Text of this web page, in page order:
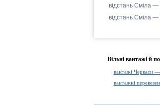
відстань Сміла —
відстань Сміла —
Вільні вантажі й
вантажі Черкаси
вантажні